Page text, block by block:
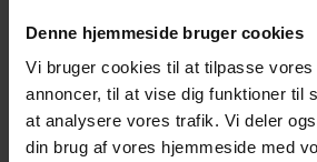
Denne hjemmeside bruger cookies
Vi bruger cookies til at tilpasse vores
annoncer, til at vise dig funktioner til
at analysere vores trafik. Vi deler
din brug af vores hjemmeside med
Produktdatablad
Produktinformation
(DK,EN,FI,SV,NO)